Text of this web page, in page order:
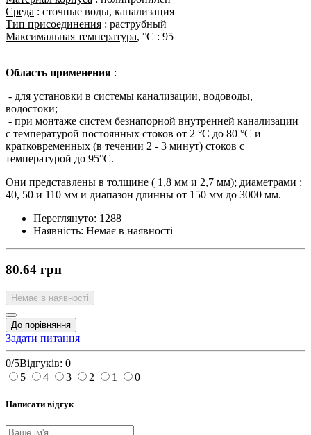
Среда : сточные воды, канализация
Тип присоединения : раструбный
Максимальная температура, °С : 95
Область применения :
- для установки в системы канализации, водоводы,
водостоки;
- при монтаже систем безнапорной внутренней канализации
с температурой постоянных стоков от 2 °C до 80 °С и
кратковременных (в течении 2 - 3 минут) стоков с
температурой до 95°С.
Они представлены в толщине ( 1,8 мм и 2,7 мм); диаметрами :
40, 50 и 110 мм и диапазон длинны от 150 мм до 3000 мм.
Переглянуто: 1288
Наявність: Немає в наявності
80.64 грн
Немає в наявності
До порівняння
Задати питання
0/5Відгуків: 0
5
4 3 2 1 0
Написати відгук